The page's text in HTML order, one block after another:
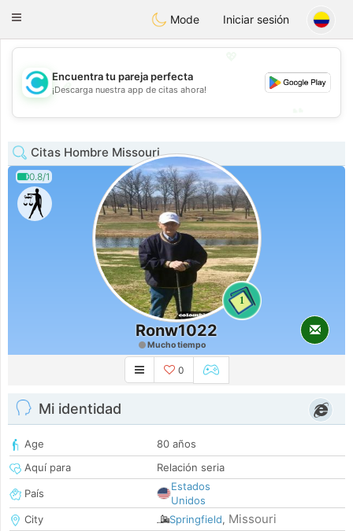
olombiaCitas
Toggle
Mode Iniciar sesión
💖
💕
Encuentra tu pareja perfecta
¡Descarga nuestra app de citas ahora!
Citas Hombre Missouri
0.8/1
1
Ronw1022
Mucho tiempo
0
Mi identidad
Age
80 años
Aquí para
Relación seria
País
Estados
Unidos
City
Springfield, Missouri